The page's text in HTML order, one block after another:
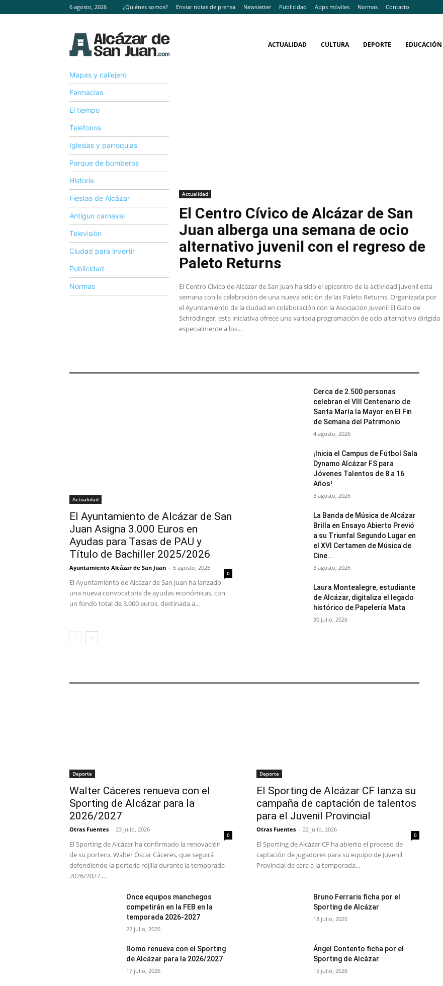
6 agosto, 2026 ¿Quiénes somos? Enviar notas de prensa Newsletter Publicidad Apps móviles Normas Contacto
ACTUALIDAD CULTURA DEPORTE EDUCACIÓN
Mapas y callejero
Farmacias
El tiempo
Teléfonos
Iglesias y parroquias
Parque de bomberos
Historia
Fiestas de Alcázar
Antiguo carnaval
Televisión
Ciudad para invertir
Publicidad
Normas
Actualidad
El Centro Cívico de Alcázar de San
Juan alberga una semana de ocio
alternativo juvenil con el regreso de
Paleto Returns
El Centro Cívico de Alcázar de San Juan ha sido el epicentro de la actividad juvenil esta
semana con la celebración de una nueva edición de las Paleto Returns. Organizada por
el Ayuntamiento de la ciudad en colaboración con la Asociación Juvenil El Gato de
Schrödinger, esta iniciativa ofrece una variada programación de ocio alternativo dirigida
especialmente a los...
Actualidad
El Ayuntamiento de Alcázar de San
Juan Asigna 3.000 Euros en
Ayudas para Tasas de PAU y
Título de Bachiller 2025/2026
Ayuntamiento Alcázar de San Juan - 5 agosto, 2026
0
El Ayuntamiento de Alcázar de San Juan ha lanzado
una nueva convocatoria de ayudas económicas, con
un fondo total de 3.000 euros, destinada a...
Cerca de 2.500 personas
celebran el VIII Centenario de
Santa María la Mayor en El Fin
de Semana del Patrimonio
4 agosto, 2026
¡Inicia el Campus de Fútbol Sala
Dynamo Alcázar FS para
Jóvenes Talentos de 8 a 16
Años!
3 agosto, 2026
La Banda de Música de Alcázar
Brilla en Ensayo Abierto Previó
a su Triunfal Segundo Lugar en
el XVI Certamen de Música de
Cine...
3 agosto, 2026
Laura Montealegre, estudiante
de Alcázar, digitaliza el legado
histórico de Papelería Mata
30 julio, 2026
Deporte
Walter Cáceres renueva con el
Sporting de Alcázar para la
2026/2027
Otras Fuentes - 23 julio, 2026
0
El Sporting de Alcázar ha confirmado la renovación
de su portero, Walter Óscar Cáceres, que seguirá
defendiendo la portería rojilla durante la temporada
2026/2027....
Deporte
El Sporting de Alcázar CF lanza su
campaña de captación de talentos
para el Juvenil Provincial
Otras Fuentes - 22 julio, 2026
0
El Sporting de Alcázar CF ha abierto el proceso de
captación de jugadores para su equipo de Juvenil
Provincial de cara a la temporada...
Once equipos manchegos
competirán en la FEB en la
temporada 2026-2027
22 julio, 2026
Bruno Ferraris ficha por el
Sporting de Alcázar
18 julio, 2026
Romo renueva con el Sporting
de Alcázar para la 2026/2027
17 julio, 2026
Ángel Contento ficha por el
Sporting de Alcázar
15 julio, 2026